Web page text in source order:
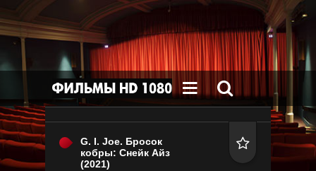
 
G. I. Joe. Бросок
кобры: Снейк Айз
(2021)
